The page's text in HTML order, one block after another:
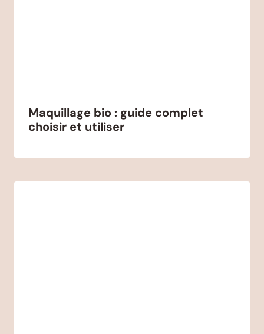
Maquillage bio : guide complet
choisir et utiliser